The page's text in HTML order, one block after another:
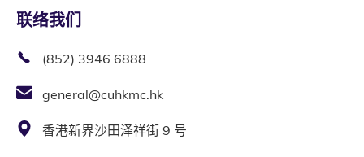
联络我们
(852) 3946 6888
general@cuhkmc.hk
香港新界沙田泽祥街 9 号